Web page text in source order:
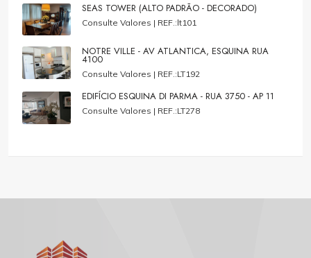
SEAS TOWER (ALTO PADRÃO - DECORADO)
Consulte Valores | REF.:lt101
NOTRE VILLE - AV ATLANTICA, ESQUINA RUA
4100
Consulte Valores | REF.:LT192
EDIFÍCIO ESQUINA DI PARMA - RUA 3750 - AP 11
Consulte Valores | REF.:LT278